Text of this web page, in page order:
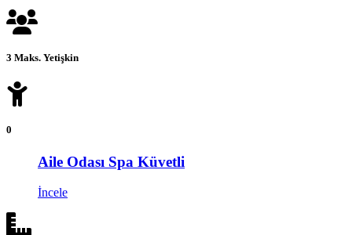
3 Maks. Yetişkin
0
Aile Odası Spa Küvetli
İncele